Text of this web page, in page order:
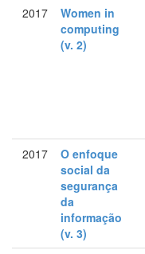
2017
Women in
computing
(v. 2)
2017
O enfoque
social da
segurança
da
informação
(v. 3)